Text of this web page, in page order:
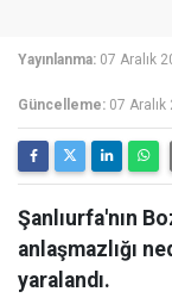
Yayınlanma: 07 Aralık
Güncelleme: 07
Şanlıurfa'nın
anlaşmazlığı
yaralandı.